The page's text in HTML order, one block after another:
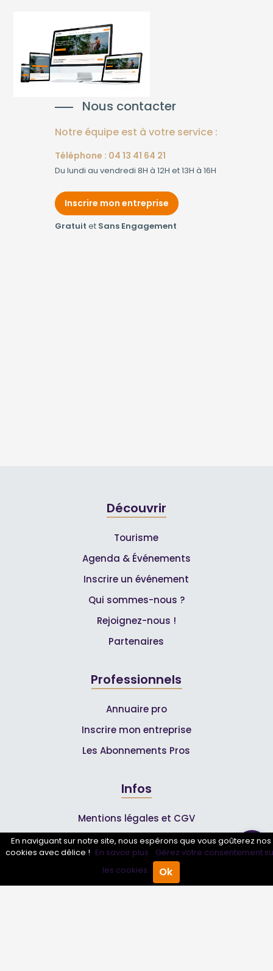
Annuaire Pro Agenda
Nous contacter
Notre équipe est à votre service :
Téléphone : 04 13 41 64 21
Du lundi au vendredi 8H à 12H et 13H à 16H
Inscrire mon entreprise
Gratuit et Sans Engagement
Découvrir
Tourisme
Agenda & Événements
Inscrire un événement
Qui sommes-nous ?
Rejoignez-nous !
Partenaires
Professionnels
Annuaire pro
Inscrire mon entreprise
Les Abonnements Pros
Infos
Mentions légales et CGV
Suivez-nous
En naviguant sur notre site, nous espérons que vous goûterez nos
cookies avec délice ! En savoir plus. Gérez votre consentement
les cookies.
Ok